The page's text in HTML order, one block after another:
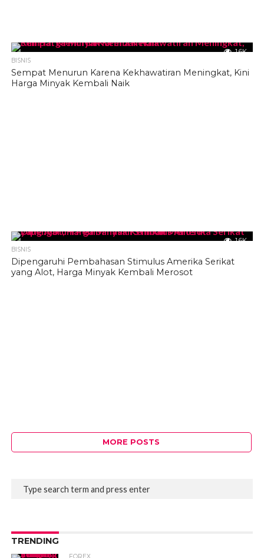
1.6K
BISNIS
Sempat Menurun Karena Kekhawatiran Meningkat, Kini
Harga Minyak Kembali Naik
1.6K
BISNIS
Dipengaruhi Pembahasan Stimulus Amerika Serikat
yang Alot, Harga Minyak Kembali Merosot
MORE POSTS
TRENDING